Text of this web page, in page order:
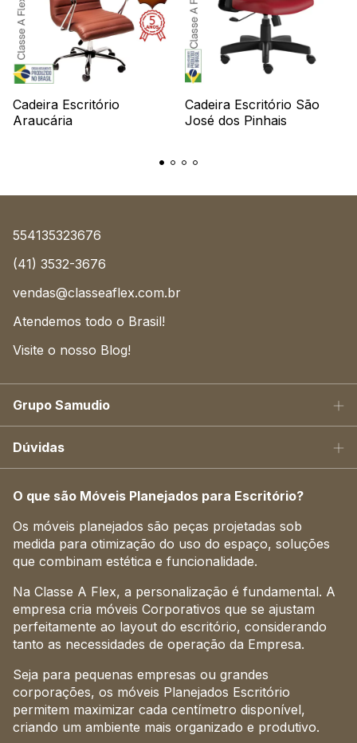
Cadeira Escritório
Araucária
Cadeira Escritório São
José dos Pinhais
554135323676
(41) 3532-3676
vendas@classeaflex.com.br
Atendemos todo o Brasil!
Visite o nosso Blog!
Grupo Samudio
Dúvidas
O que são Móveis Planejados para Escritório?
Os móveis planejados são peças projetadas sob
medida para otimização do uso do espaço, soluções
que combinam estética e funcionalidade.
Na Classe A Flex, a personalização é fundamental. A
empresa cria móveis Corporativos que se ajustam
perfeitamente ao layout do escritório, considerando
tanto as necessidades de operação da Empresa.
Seja para pequenas empresas ou grandes
corporações, os móveis Planejados Escritório
permitem maximizar cada centímetro disponível,
criando um ambiente mais organizado e produtivo.